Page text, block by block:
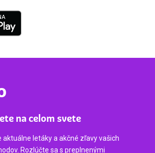
na celom svete
letáky a akčné zľavy vašich
Rozlúčte sa s preplnenými